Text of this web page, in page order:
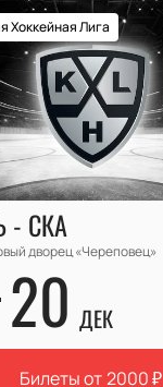
Хоккейная Лига
- СКА
дворец «Череповец»
20 ДЕК
Билеты от 2000₽